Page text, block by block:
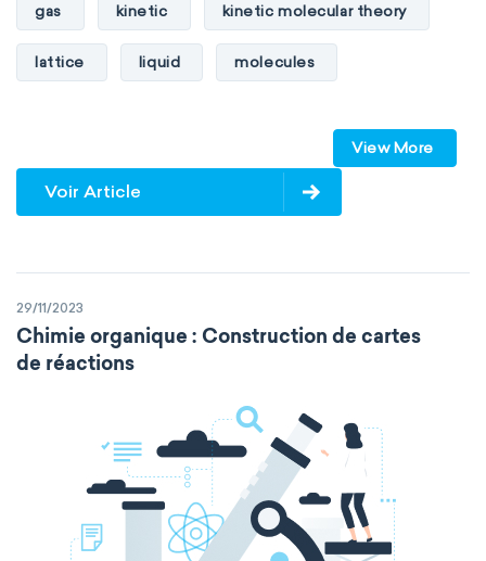
gas kinetic kinetic molecular theory
lattice liquid molecules
physical properties of matter pressure
solid temperature volume
View More
Voir Article
29/11/2023
Chimie organique : Construction de cartes
de réactions